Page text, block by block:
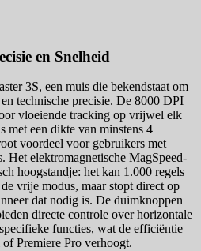
en Snelheid
3S, een muis die bekendstaat om
technische precisie. De 8000 DPI
vloeiende tracking op vrijwel elk
met een dikte van minstens 4
voordeel voor gebruikers met
Het elektromagnetische MagSpeed-
hoogstandje: het kan 1.000 regels
vrije modus, maar stopt direct op
dat nodig is. De duimknoppen
directe controle over horizontale
functies, wat de efficiëntie
Premiere Pro verhoogt.